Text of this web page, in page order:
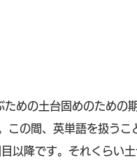
めの土台固めのための
の間、英単語を扱うこ
以降です。それくらい